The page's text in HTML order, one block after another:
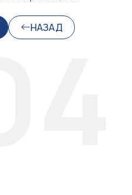
НАЗАД